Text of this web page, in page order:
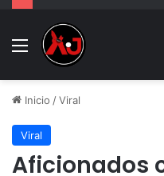
Menu
Inicio /Viral
Viral
Aficionados